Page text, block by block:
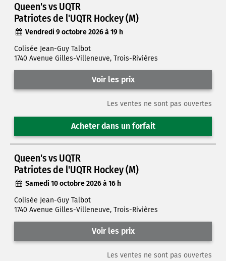
Queen's vs UQTR
Patriotes de l'UQTR Hockey (M)
Vendredi 9 octobre 2026 à 19 h
Colisée Jean-Guy Talbot
1740 Avenue Gilles-Villeneuve, Trois-Rivières
Voir les prix
Les ventes ne sont pas ouvertes
Acheter dans un forfait
Queen's vs UQTR
Patriotes de l'UQTR Hockey (M)
Samedi 10 octobre 2026 à 16 h
Colisée Jean-Guy Talbot
1740 Avenue Gilles-Villeneuve, Trois-Rivières
Voir les prix
Les ventes ne sont pas ouvertes